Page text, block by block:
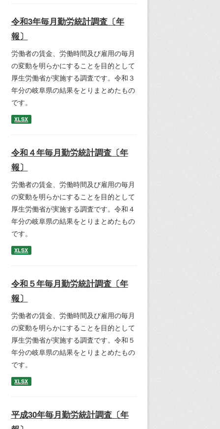
令和3年毎月勤労統計調査〔年
報〕
労働者の賃金、労働時間及び雇用の毎月
の変動を明らかにすることを目的として
厚生労働省が実施する調査です。令和３
年分の岐阜県の結果をとりまとめたもの
です。
XLSX
令和４年毎月勤労統計調査〔年
報〕
労働者の賃金、労働時間及び雇用の毎月
の変動を明らかにすることを目的として
厚生労働省が実施する調査です。令和４
年分の岐阜県の結果をとりまとめたもの
です。
XLSX
令和５年毎月勤労統計調査〔年
報〕
労働者の賃金、労働時間及び雇用の毎月
の変動を明らかにすることを目的として
厚生労働省が実施する調査です。令和５
年分の岐阜県の結果をとりまとめたもの
です。
XLSX
平成30年毎月勤労統計調査〔年